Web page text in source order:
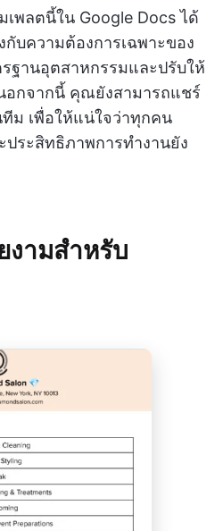
พลตนี้ใน Google Docs ได้
กับความต้องการเฉพาะของ
านอุตสาหกรรมและปรับให้
กจากนี้ คุณยังสามารถแชร์
ม เพื่อให้แน่ใจว่าทุกคน
ระสิทธิภาพการทำงานยัง
งามสำหรับ